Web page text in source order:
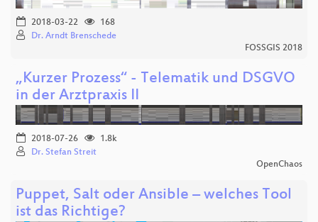
2018-03-22
168
Dr. Arndt Brenschede
FOSSGIS 2018
„Kurzer Prozess“ - Telematik und DSGVO
in der Arztpraxis II
2018-07-26
1.8k
Dr. Stefan Streit
OpenChaos
Puppet, Salt oder Ansible – welches Tool
ist das Richtige?